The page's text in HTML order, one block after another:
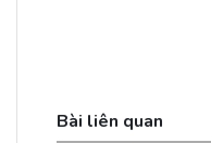
Bài liên quan